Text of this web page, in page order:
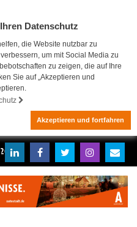
Datenschutz
die Website nutzbar zu
um mit Social Media zu
zu zeigen, die auf Ihre
Sie auf „Akzeptieren und
Akzeptieren und fortfahren
2026